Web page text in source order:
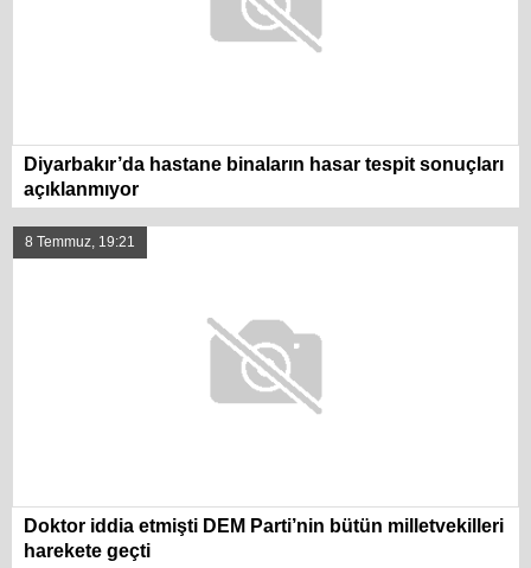
Diyarbakır’da hastane binaların hasar tespit sonuçları
açıklanmıyor
8 Temmuz, 19:21
Doktor iddia etmişti DEM Parti’nin bütün milletvekilleri
harekete geçti